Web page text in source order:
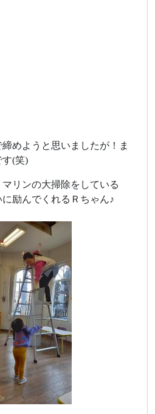
めようと思いましたが！ま
す(笑)
リンの大掃除をしている
励んでくれるＲちゃん♪